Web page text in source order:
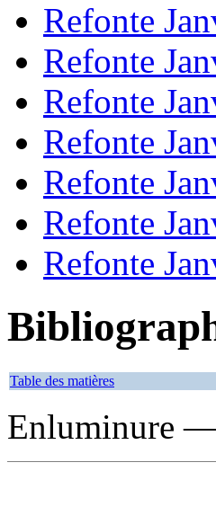
Refonte
Refonte
Refonte
Refonte
Refonte
Refonte
Refonte
Table des matières
Enluminure